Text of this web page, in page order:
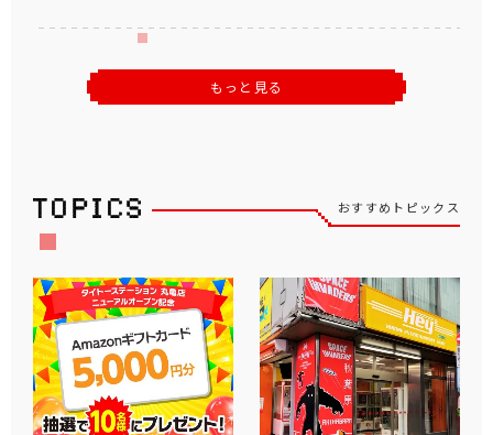
もっと見る
おすすめトピックス